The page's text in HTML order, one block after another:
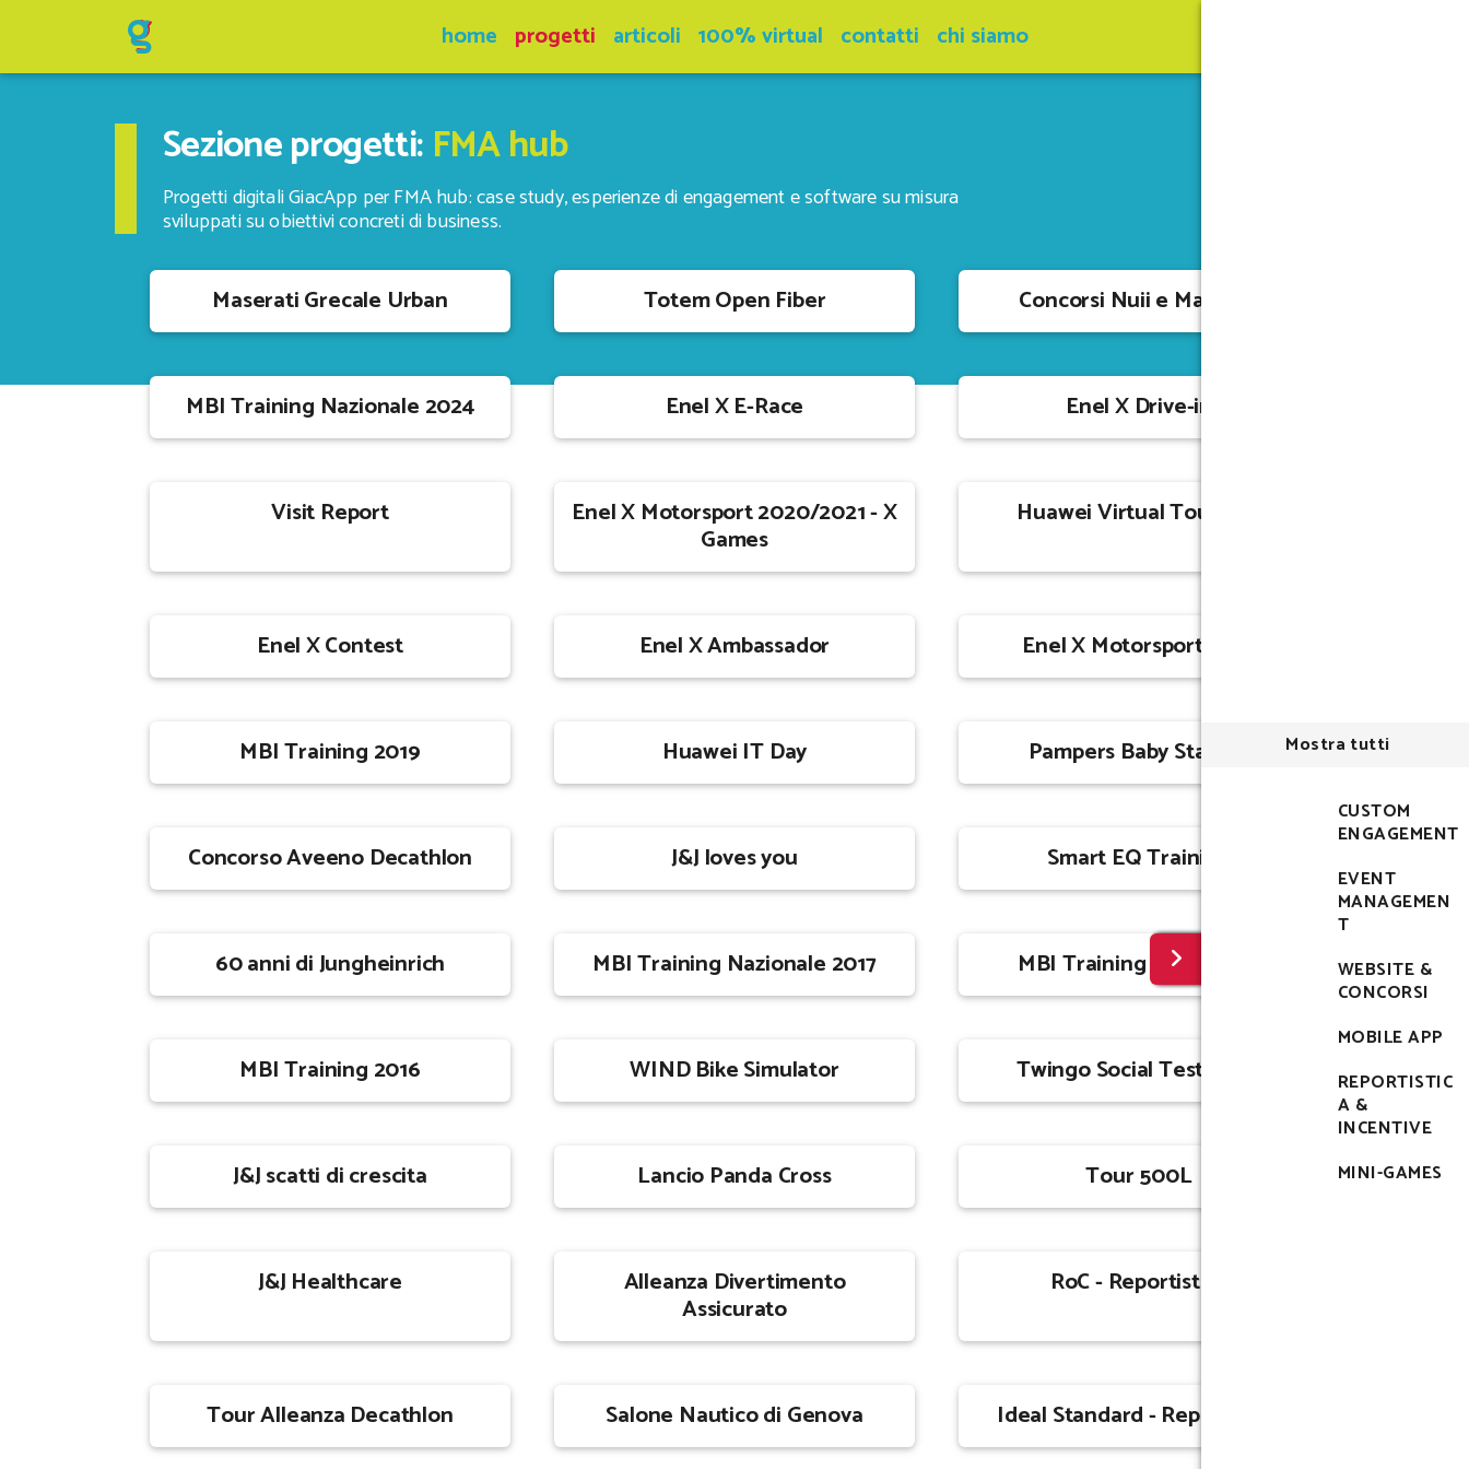
home progetti articoli 100% virtual contatti chi siamo
Sezione progetti: FMA hub
Progetti digitali GiacApp per FMA hub: case study, esperienze di engagement e software su misura
sviluppati su obiettivi concreti di business.
Mostra tutti
CUSTOM
ENGAGEMENT
EVENT
MANAGEMEN
T
WEBSITE &
CONCORSI
MOBILE APP
REPORTISTIC
A &
INCENTIVE
MINI-GAMES
Maserati Grecale Urban Totem Open Fiber Concorsi Nuii e Maxibon
MBI Training Nazionale 2024 Enel X E-Race Enel X Drive-in
Visit Report Enel X Motorsport 2020/2021 - X
Games
Huawei Virtual Tour 360
Enel X Contest Enel X Ambassador Enel X Motorsport 2019
MBI Training 2019 Huawei IT Day Pampers Baby Star 2.0
Concorso Aveeno Decathlon J&J loves you Smart EQ Training
60 anni di Jungheinrich MBI Training Nazionale 2017 MBI Training 2017 Smart
MBI Training 2016 WIND Bike Simulator Twingo Social Test Drive
J&J scatti di crescita Lancio Panda Cross Tour 500L
J&J Healthcare Alleanza Divertimento
Assicurato
RoC - Reportistica
Tour Alleanza Decathlon Salone Nautico di Genova Ideal Standard - Reportistica